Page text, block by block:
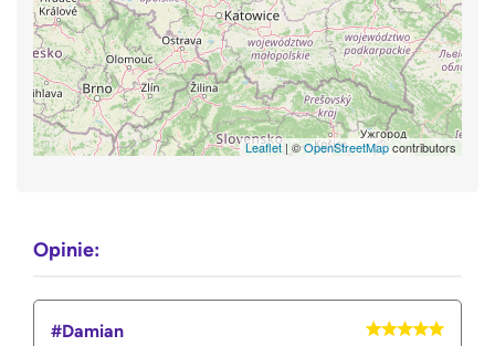
Leaflet | ©OpenStreetMapcontributors
Opinie:
#Damian